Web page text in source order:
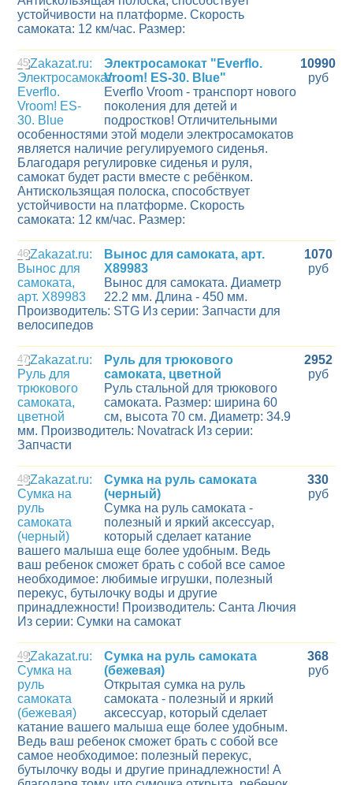
устойчивости на платформе. Скорость
самоката: 12 км/час. Размер:
45
Электросамокат "Everflo.
Vroom! ES-30. Blue"
Everflo Vroom - транспорт нового
поколения для детей и
подростков! Отличительными
особенностями этой модели электросамокатов
является наличие регулируемого сиденья.
Благодаря регулировке сиденья и руля,
самокат будет расти вместе с ребёнком.
Антискользящая полоска, способствует
устойчивости на платформе. Скорость
самоката: 12 км/час. Размер:
10990
руб
46
Вынос для самоката, арт.
Х89983
Вынос для самоката. Диаметр
22.2 мм. Длина - 450 мм.
Производитель: STG Из серии: Запчасти для
велосипедов
1070
руб
47
Руль для трюкового
самоката, цветной
Руль стальной для трюкового
самоката. Размер: ширина 60
см, высота 70 см. Диаметр: 34.9
мм. Производитель: Novatrack Из серии:
Запчасти
2952
руб
48
Сумка на руль самоката
(черный)
Сумка на руль самоката -
полезный и яркий аксессуар,
который сделает катание
вашего малыша еще более удобным. Ведь
ваш ребенок сможет брать с собой все самое
необходимое: любимые игрушки, полезный
перекус, бутылочку воды и другие
принадлежности! Производитель: Санта Лючия
Из серии: Сумки на самокат
330
руб
49
Сумка на руль самоката
(бежевая)
Открытая сумка на руль
самоката - полезный и яркий
аксессуар, который сделает
катание вашего малыша еще более удобным.
Ведь ваш ребенок сможет брать с собой все
самое необходимое: полезный перекус,
бутылочку воды и другие принадлежности! А
368
руб